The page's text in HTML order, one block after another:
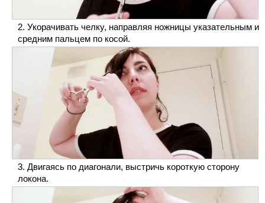
Укорачивать челку, направляя ножницы указательным и
средним пальцем по косой.
Двигаясь по диагонали, выстричь короткую сторону
локона.